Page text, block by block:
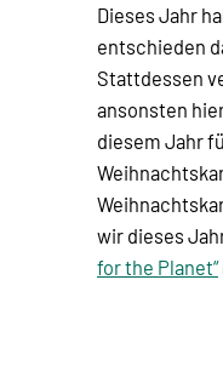
Dieses Jahr
entschieden
Stattdessen
ansonsten
diesem Jahr
wir dieses
for the Planet“